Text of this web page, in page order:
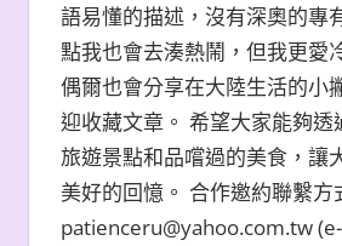
語易懂的描述，沒有深奧的專
點我也會去湊熱鬧，但我更愛
偶爾也會分享在大陸生活的小
迎收藏文章。 希望大家能夠透
旅遊景點和品嚐過的美食，讓
美好的回憶。 合作邀約聯繫方
patienceru@yahoo.com.tw